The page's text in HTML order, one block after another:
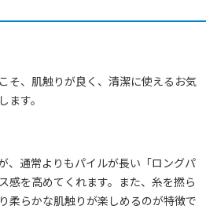
そ、肌触りが良く、清潔に使えるお気
ます。
、通常よりもパイルが長い「ロングパ
感を高めてくれます。また、糸を撚ら
柔らかな肌触りが楽しめるのが特徴で